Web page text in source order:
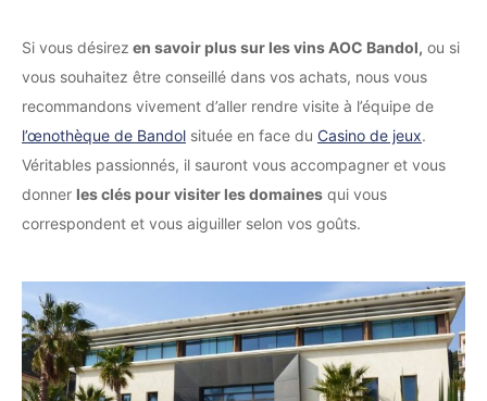
Si vous désirez en savoir plus sur les vins AOC Bandol, ou si
vous souhaitez être conseillé dans vos achats, nous vous
recommandons vivement d’aller rendre visite à l’équipe de
l’œnothèque de Bandol située en face du Casino de jeux.
Véritables passionnés, il sauront vous accompagner et vous
donner les clés pour visiter les domaines qui vous
correspondent et vous aiguiller selon vos goûts.